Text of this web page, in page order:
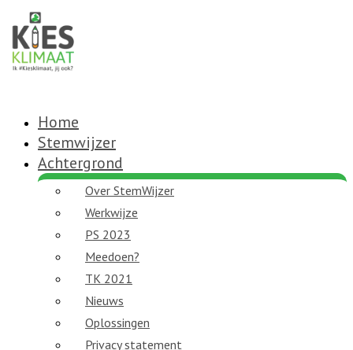
Home
Stemwijzer
Achtergrond
Over StemWijzer
Werkwijze
PS 2023
Meedoen?
TK 2021
Nieuws
Oplossingen
Privacy statement